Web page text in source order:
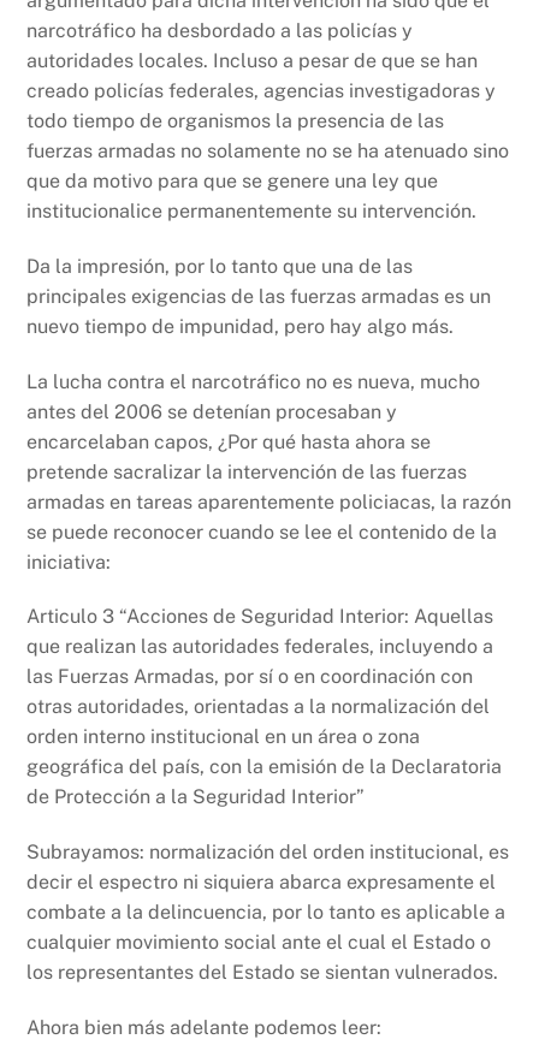
narcotráfico ha desbordado a las policías y
autoridades locales. Incluso a pesar de que se han
creado policías federales, agencias investigadoras y
todo tiempo de organismos la presencia de las
fuerzas armadas no solamente no se ha atenuado sino
que da motivo para que se genere una ley que
institucionalice permanentemente su intervención.
Da la impresión, por lo tanto que una de las
principales exigencias de las fuerzas armadas es un
nuevo tiempo de impunidad, pero hay algo más.
La lucha contra el narcotráfico no es nueva, mucho
antes del 2006 se detenían procesaban y
encarcelaban capos, ¿Por qué hasta ahora se
pretende sacralizar la intervención de las fuerzas
armadas en tareas aparentemente policiacas, la razón
se puede reconocer cuando se lee el contenido de la
iniciativa:
Articulo 3 “Acciones de Seguridad Interior: Aquellas
que realizan las autoridades federales, incluyendo a
las Fuerzas Armadas, por sí o en coordinación con
otras autoridades, orientadas a la normalización del
orden interno institucional en un área o zona
geográfica del país, con la emisión de la Declaratoria
de Protección a la Seguridad Interior”
Subrayamos: normalización del orden institucional, es
decir el espectro ni siquiera abarca expresamente el
combate a la delincuencia, por lo tanto es aplicable a
cualquier movimiento social ante el cual el Estado o
los representantes del Estado se sientan vulnerados.
Ahora bien más adelante podemos leer: